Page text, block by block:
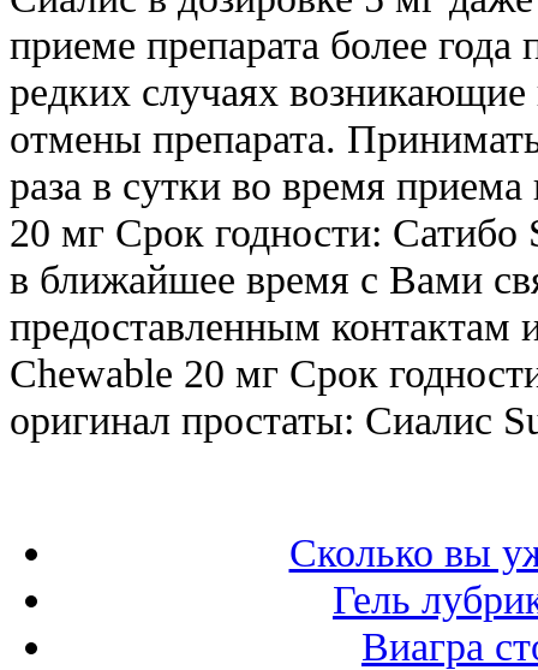
приеме препарата более года
редких случаях
отмены препарата.
раза в сутки во время
20 мг Срок годности: Сатибо
в ближайшее время с Вами
предоставленным контактам
Chewable 20 мг Срок
оригинал простаты: Сиалис
Сколько вы
Гель
Виагра